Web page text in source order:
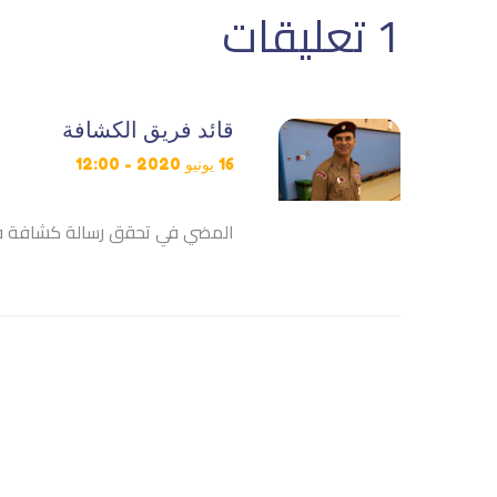
1 تعليقات
قائد فريق الكشافة
16 يونيو 2020 - 12:00
المضي في تحقق رسالة كشافة